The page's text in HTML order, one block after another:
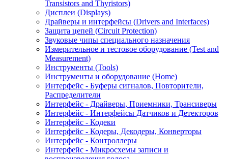
Transistors and Thyristors)
Дисплеи (Displays)
Драйверы и интерфейсы (Drivers and Interfaces)
Защита цепей (Circuit Protection)
Звуковые чипы специального назначения
Измерительное и тестовое оборудование (Test and
Measurement)
Инструменты (Tools)
Инструменты и оборудование (Home)
Интерфейс - Буферы сигналов, Повторители,
Распределители
Интерфейс - Драйверы, Приемники, Трансиверы
Интерфейс - Интерфейсы Датчиков и Детекторов
Интерфейс - Кодеки
Интерфейс - Кодеры, Декодеры, Конверторы
Интерфейс - Контроллеры
Интерфейс - Микросхемы записи и